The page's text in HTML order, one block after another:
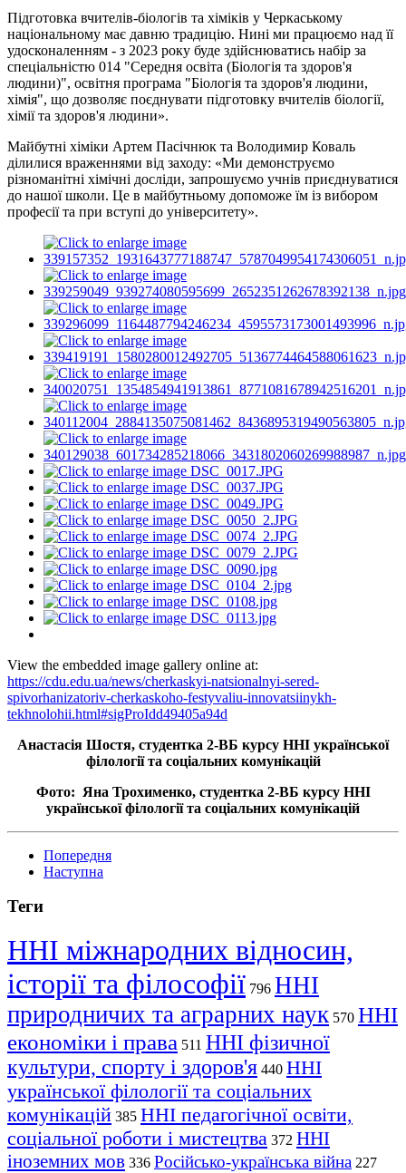
Підготовка вчителів-біологів та хіміків у Черкаському
національному має давню традицію. Нині ми працюємо над її
удосконаленням - з 2023 року буде здійснюватись набір за
спеціальністю 014 "Середня освіта (Біологія та здоров'я
людини)", освітня програма "Біологія та здоров'я людини,
хімія", що дозволяє поєднувати підготовку вчителів біології,
хімії та здоров'я людини».
Майбутні хіміки Артем Пасічнюк та Володимир Коваль
ділилися враженнями від заходу: «Ми демонструємо
різноманітні хімічні досліди, запрошуємо учнів приєднуватися
до нашої школи. Це в майбутньому допоможе їм із вибором
професії та при вступі до університету».
View the embedded image gallery online at:
https://cdu.edu.ua/news/cherkaskyi-natsionalnyi-sered-
spivorhanizatoriv-cherkaskoho-festyvaliu-innovatsiinykh-
tekhnolohii.html#sigProIdd49405a94d
Анастасія Шостя, студентка 2-ВБ курсу ННІ української
філології та соціальних комунікацій
Фото: Яна Трохименко, студентка 2-ВБ курсу ННІ
української філології та соціальних комунікацій
Попередня
Наступна
Теги
ННІ міжнародних відносин,
історії та філософії 796 ННІ
природничих та аграрних наук 570 ННІ
економіки і права 511 ННІ фізичної
культури, спорту і здоров'я 440 ННІ
української філології та соціальних
комунікацій 385 ННІ педагогічної освіти,
соціальної роботи і мистецтва 372 ННІ
іноземних мов 336 Російсько-українська війна 227